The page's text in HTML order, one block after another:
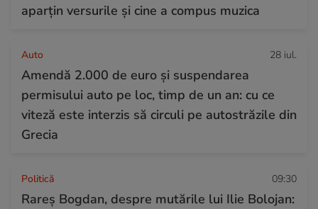
aparțin versurile și cine a compus muzica
Auto 28 iul.
Amendă 2.000 de euro și suspendarea
permisului auto pe loc, timp de un an: cu ce
viteză este interzis să circuli pe autostrăzile din
Grecia
Politică 09:30
Rareș Bogdan, despre mutările lui Ilie Bolojan: